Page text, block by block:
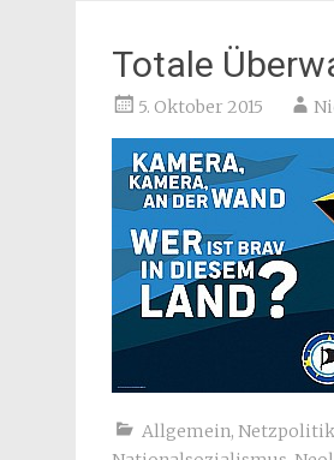
Totale
5. Oktober 2015
Allgemein, Netzpolitik